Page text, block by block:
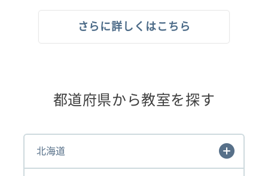
さらに詳しくはこちら
都道府県から教室を探す
北海道